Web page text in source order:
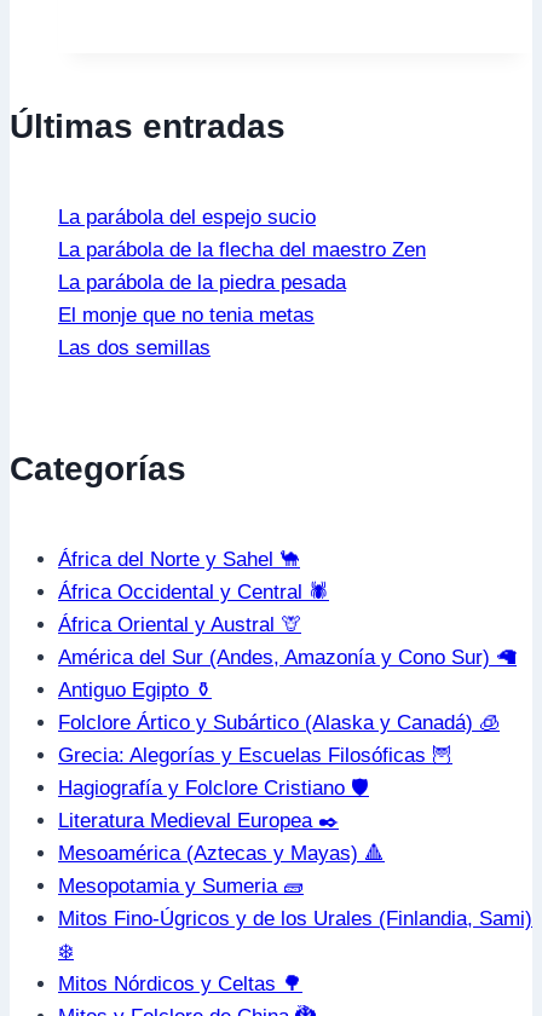
Últimas entradas
La parábola del espejo sucio
La parábola de la flecha del maestro Zen
La parábola de la piedra pesada
El monje que no tenia metas
Las dos semillas
Categorías
África del Norte y Sahel 🐪
África Occidental y Central 🕷️
África Oriental y Austral 🦒
América del Sur (Andes, Amazonía y Cono Sur) 🦙
Antiguo Egipto ⚱️
Folclore Ártico y Subártico (Alaska y Canadá) 🧊
Grecia: Alegorías y Escuelas Filosóficas 🦉
Hagiografía y Folclore Cristiano 🛡️
Literatura Medieval Europea ✒️
Mesoamérica (Aztecas y Mayas) 🔺
Mesopotamia y Sumeria 🧱
Mitos Fino-Úgricos y de los Urales (Finlandia, Sami)
❄️
Mitos Nórdicos y Celtas 🌳